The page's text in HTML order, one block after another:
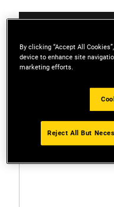
By clicking “Accept All
device to enhance site
marketing efforts.
Reject All But